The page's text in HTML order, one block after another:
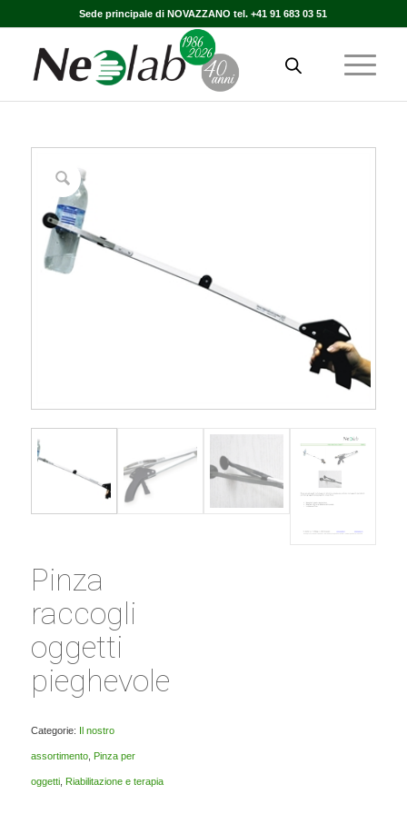
Sede principale di NOVAZZANO tel. +41 91 683 03 51
Pinza
raccogli
oggetti
pieghevole
Categorie: Il nostro
assortimento, Pinza per
oggetti, Riabilitazione e terapia